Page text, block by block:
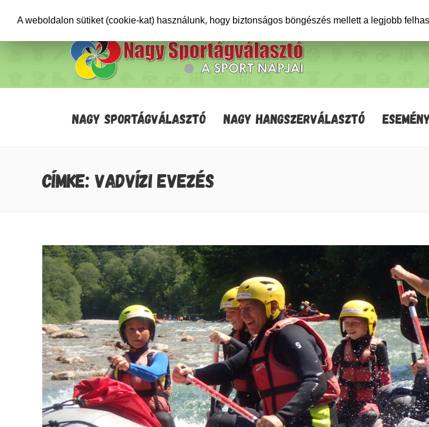
NAGY SPORTÁGVÁLASZTÓ NAGY HANGSZERVÁLASZTÓ
CÍMKE: VADVÍZI EVEZÉS
A weboldalon sütiket (cookie-kat) használunk, hogy biztonságos böngészés mellett a legjobb